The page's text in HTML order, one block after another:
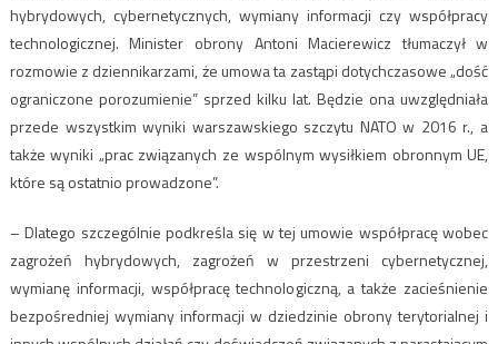
hybrydowych, cybernetycznych, wymiany informacji czy współpracy
technologicznej. Minister obrony Antoni Macierewicz tłumaczył w
rozmowie z dziennikarzami, że umowa ta zastąpi dotychczasowe „dość
ograniczone porozumienie” sprzed kilku lat. Będzie ona uwzględniała
przede wszystkim wyniki warszawskiego szczytu NATO w 2016 r., a
także wyniki „prac związanych ze wspólnym wysiłkiem obronnym UE,
które są ostatnio prowadzone”.
– Dlatego szczególnie podkreśla się w tej umowie współpracę wobec
zagrożeń hybrydowych, zagrożeń w przestrzeni cybernetycznej,
wymianę informacji, współpracę technologiczną, a także zacieśnienie
bezpośredniej wymiany informacji w dziedzinie obrony terytorialnej i